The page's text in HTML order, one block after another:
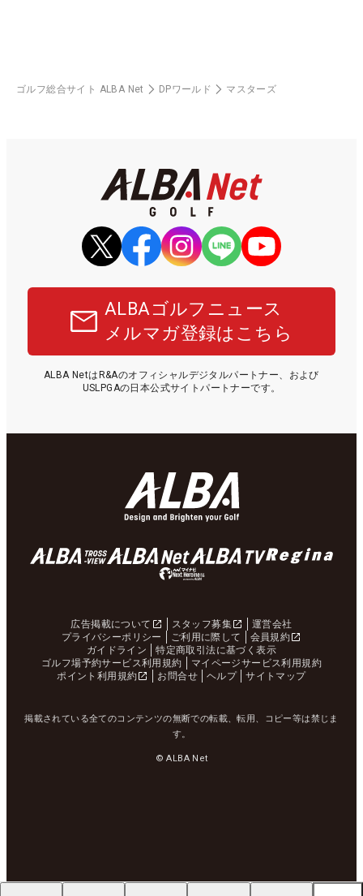
ゴルフ総合サイト ALBA Net DPワールド マスターズ
ALBAゴルフニュース
メルマガ登録はこちら
ALBA NetはR&Aのオフィシャルデジタルパートナー、および
USLPGAの日本公式サイトパートナーです。
広告掲載について スタッフ募集
運営会社
プライバシーポリシー
ご利用に際して
会員規約
ガイドライン
特定商取引法に基づく表示
ゴルフ場予約サービス利用規約
マイページサービス利用規約
ポイント利用規約
お問合せ ヘルプ サイトマップ
掲載されている全てのコンテンツの無断での転載、転用、コピー等は禁じま
す。
© ALBA Net